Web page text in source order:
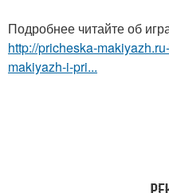
Подробнее читайте об
http://pricheska-
makiyazh-i-pri...